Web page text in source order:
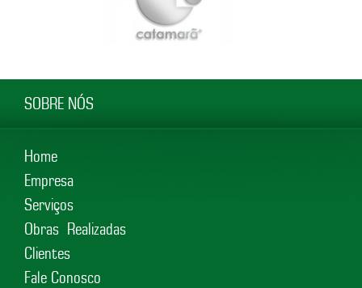
SOBRE NÓS
Home
Empresa
Serviços
Obras Realizadas
Clientes
Fale Conosco